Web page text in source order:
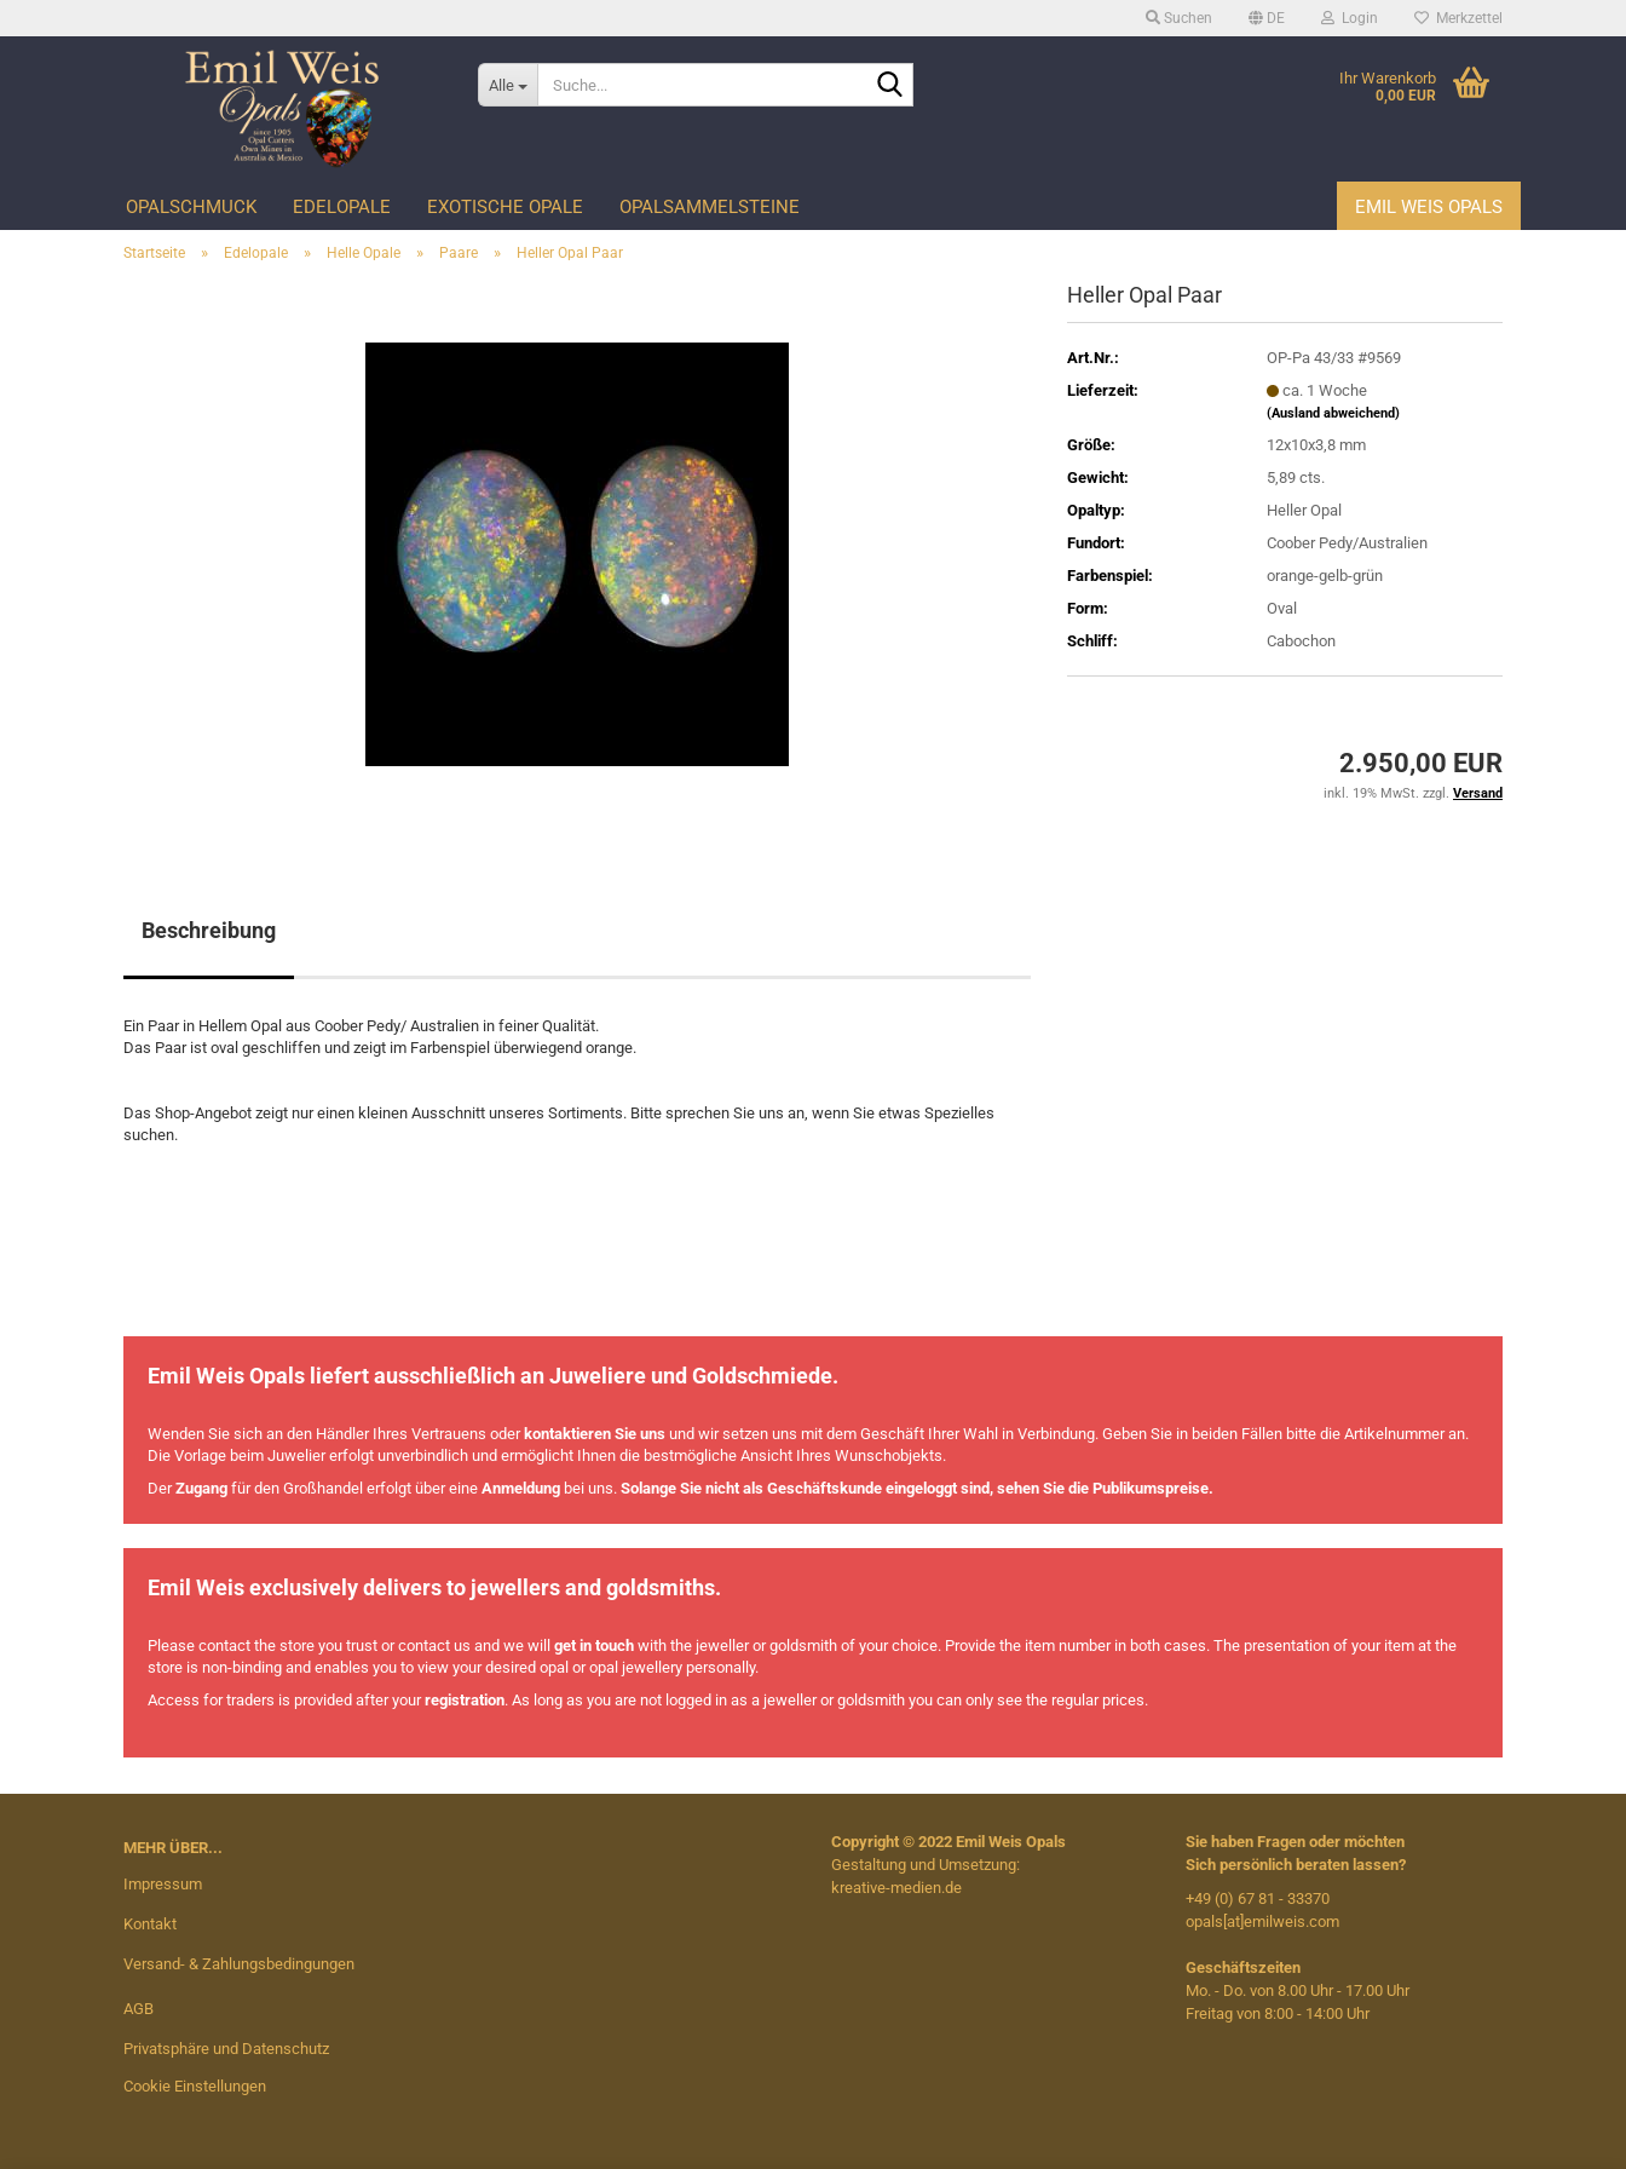
Suchen DE Login Merkzettel
Alle Ihr Warenkorb
0,00 EUR
OPALSCHMUCK EDELOPALE EXOTISCHE OPALE OPALSAMMELSTEINE EMIL WEIS OPALS
Startseite » Edelopale » Helle Opale » Paare » Heller Opal Paar
Heller Opal Paar
Art.Nr.:
OP-Pa 43/33 #9569
Lieferzeit:
ca. 1 Woche
(Ausland abweichend)
Größe:
12x10x3,8 mm
Gewicht:
5,89 cts.
Opaltyp:
Heller Opal
Fundort:
Coober Pedy/Australien
Farbenspiel:
orange-gelb-grün
Form:
Oval
Schliff:
Cabochon
2.950,00 EUR
inkl. 19% MwSt. zzgl. Versand
Beschreibung
Ein Paar in Hellem Opal aus Coober Pedy/ Australien in feiner Qualität.
Das Paar ist oval geschliffen und zeigt im Farbenspiel überwiegend orange.
Das Shop-Angebot zeigt nur einen kleinen Ausschnitt unseres Sortiments. Bitte sprechen Sie uns an, wenn Sie etwas Spezielles
suchen.
Emil Weis Opals liefert ausschließlich an Juweliere und Goldschmiede.
Wenden Sie sich an den Händler Ihres Vertrauens oder kontaktieren Sie uns und wir setzen uns mit dem Geschäft Ihrer Wahl in Verbindung. Geben Sie in beiden Fällen bitte die Artikelnummer an.
Die Vorlage beim Juwelier erfolgt unverbindlich und ermöglicht Ihnen die bestmögliche Ansicht Ihres Wunschobjekts.
DerZugang für den Großhandel erfolgt über eine Anmeldung bei uns. Solange Sie nicht als Geschäftskunde eingeloggt sind, sehen Sie die Publikumspreise.
Emil Weis exclusively delivers to jewellers and goldsmiths.
Please contact the store you trust or contact us and we will get in touch with the jeweller or goldsmith of your choice. Provide the item number in both cases. The presentation of your item at the
store is non-binding and enables you to view your desired opal or opal jewellery personally.
Access for traders is provided after yourregistration. As long as you are not logged in as a jeweller or goldsmith you can only see the regular prices.
MEHR ÜBER...
Impressum
Kontakt
Versand- & Zahlungsbedingungen
AGB
Privatsphäre und Datenschutz
Cookie Einstellungen
Copyright © 2022 Emil Weis Opals
Gestaltung und Umsetzung:
kreative-medien.de
Sie haben Fragen oder möchten
Sich persönlich beraten lassen?
+49 (0) 67 81 - 33370
opals[at]emilweis.com
Geschäftszeiten
Mo. - Do. von 8.00 Uhr - 17.00 Uhr
Freitag von 8:00 - 14:00 Uhr